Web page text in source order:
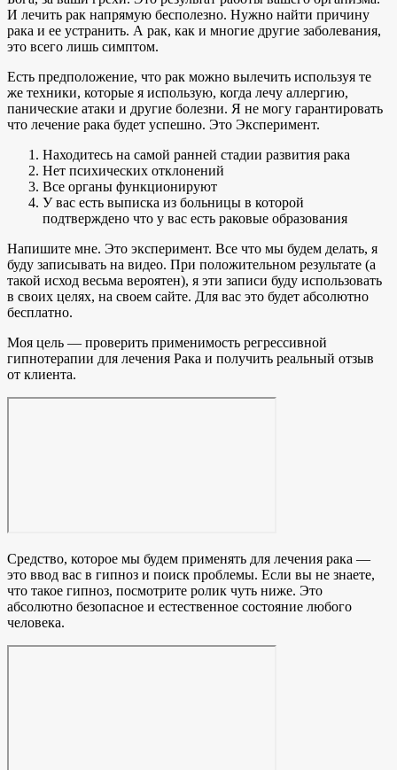
И лечить рак напрямую бесполезно. Нужно найти причину
рака и ее устранить. А рак, как и многие другие заболевания,
это всего лишь симптом.
Есть предположение, что рак можно вылечить используя те
же техники, которые я использую, когда лечу аллергию,
панические атаки и другие болезни. Я не могу гарантировать
что лечение рака будет успешно. Это Эксперимент.
Находитесь на самой ранней стадии развития рака
Нет психических отклонений
Все органы функционируют
У вас есть выписка из больницы в которой
подтверждено что у вас есть раковые образования
Напишите мне. Это эксперимент. Все что мы будем делать, я
буду записывать на видео. При положительном результате (а
такой исход весьма вероятен), я эти записи буду использовать
в своих целях, на своем сайте. Для вас это будет абсолютно
бесплатно.
Моя цель — проверить применимость регрессивной
гипнотерапии для лечения Рака и получить реальный отзыв
от клиента.
Средство, которое мы будем применять для лечения рака —
это ввод вас в гипноз и поиск проблемы. Если вы не знаете,
что такое гипноз, посмотрите ролик чуть ниже. Это
абсолютно безопасное и естественное состояние любого
человека.